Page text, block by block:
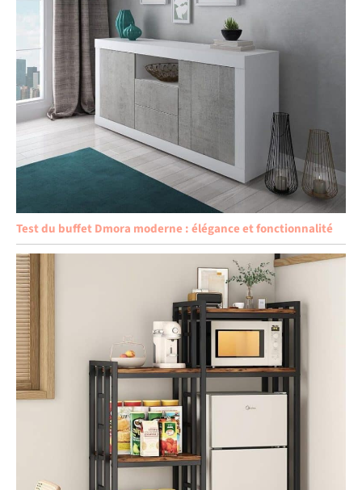
Test du buffet Dmora moderne : élégance et fonctionnalité